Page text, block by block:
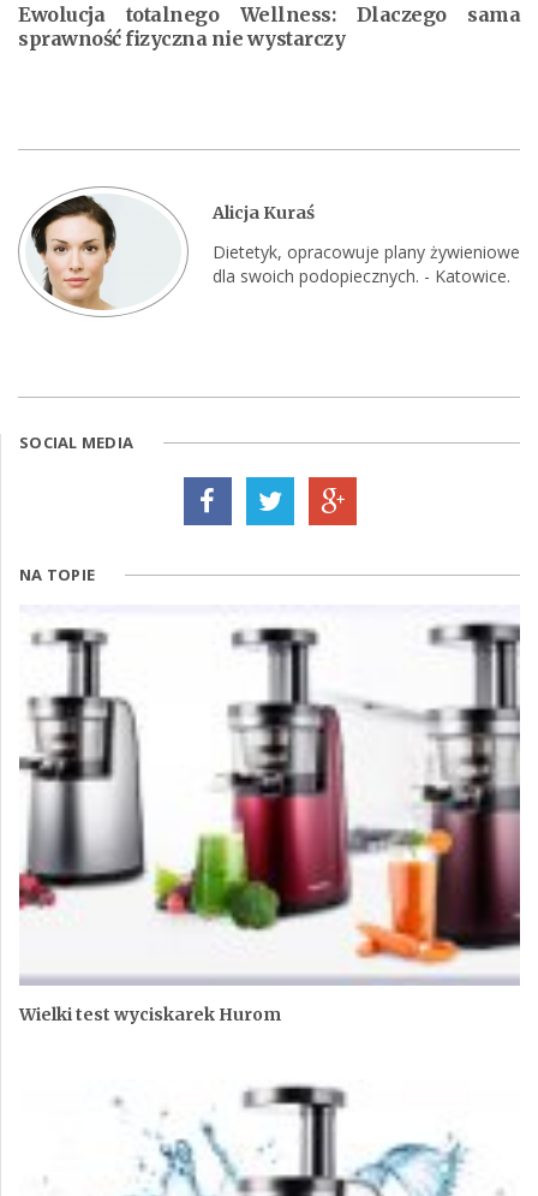
Ewolucja totalnego Wellness: Dlaczego sama
sprawność fizyczna nie wystarczy
Alicja Kuraś
Dietetyk, opracowuje plany żywieniowe
dla swoich podopiecznych. - Katowice.
SOCIAL MEDIA
NA TOPIE
Wielki test wyciskarek Hurom